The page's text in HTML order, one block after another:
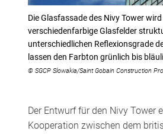
Die Glasfassade des Nivy Tower
verschiedenfarbige Glasfelder
unterschiedlichen Reflexionsgrade
lassen den Farbton grünlich bis
© SGCP Slowakia/Saint Gobain Construction
Der Entwurf für den Nivy Tower
Kooperation zwischen dem